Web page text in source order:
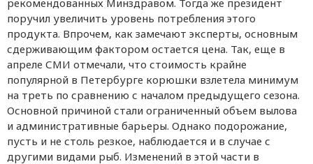
поручил увеличить уровень потребления этого
продукта. Впрочем, как замечают эксперты, основным
сдерживающим фактором остается цена. Так, еще в
апреле СМИ отмечали, что стоимость крайне
популярной в Петербурге корюшки взлетела минимум
на треть по сравнению с началом предыдущего сезона.
Основной причиной стали ограниченный объем вылова
и административные барьеры. Однако подорожание,
пусть и не столь резкое, наблюдается и в случае с
другими видами рыб. Изменений в этой части в